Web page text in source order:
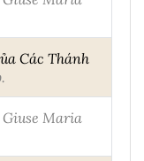
Các Thánh
Giuse Maria